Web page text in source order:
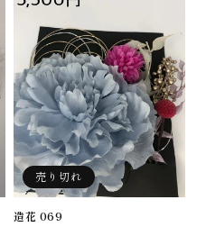
売り切れ
造花 069